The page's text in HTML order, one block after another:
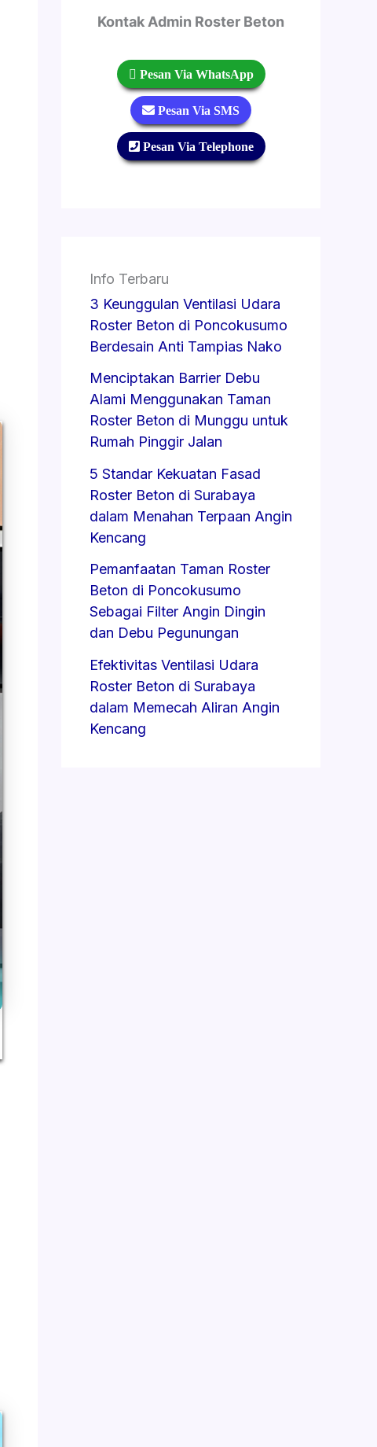
Kontak Admin Roster Beton
 Pesan Via WhatsApp
 Pesan Via SMS
 Pesan Via Telephone
Info Terbaru
3 Keunggulan Ventilasi Udara
Roster Beton di Poncokusumo
Berdesain Anti Tampias Nako
Menciptakan Barrier Debu
Alami Menggunakan Taman
Roster Beton di Munggu untuk
Rumah Pinggir Jalan
5 Standar Kekuatan Fasad
Roster Beton di Surabaya
dalam Menahan Terpaan Angin
Kencang
Pemanfaatan Taman Roster
Beton di Poncokusumo
Sebagai Filter Angin Dingin
dan Debu Pegunungan
Efektivitas Ventilasi Udara
Roster Beton di Surabaya
dalam Memecah Aliran Angin
Kencang